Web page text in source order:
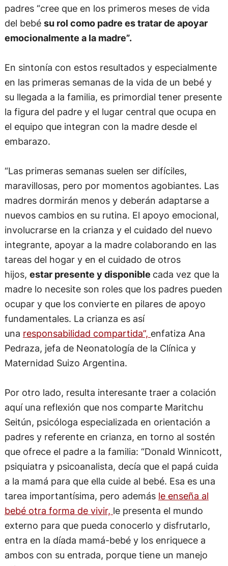
padres “cree que en los primeros meses de vida
del bebé su rol como padre es tratar de apoyar
emocionalmente a la madre”.
En sintonía con estos resultados y especialmente
en las primeras semanas de la vida de un bebé y
su llegada a la familia, es primordial tener presente
la figura del padre y el lugar central que ocupa en
el equipo que integran con la madre desde el
embarazo.
“Las primeras semanas suelen ser difíciles,
maravillosas, pero por momentos agobiantes. Las
madres dormirán menos y deberán adaptarse a
nuevos cambios en su rutina. El apoyo emocional,
involucrarse en la crianza y el cuidado del nuevo
integrante, apoyar a la madre colaborando en las
tareas del hogar y en el cuidado de otros
hijos, estar presente y disponible cada vez que la
madre lo necesite son roles que los padres pueden
ocupar y que los convierte en pilares de apoyo
fundamentales. La crianza es así
una responsabilidad compartida”, enfatiza Ana
Pedraza, jefa de Neonatología de la Clínica y
Maternidad Suizo Argentina.
Por otro lado, resulta interesante traer a colación
aquí una reflexión que nos comparte Maritchu
Seitún, psicóloga especializada en orientación a
padres y referente en crianza, en torno al sostén
que ofrece el padre a la familia: “Donald Winnicott,
psiquiatra y psicoanalista, decía que el papá cuida
a la mamá para que ella cuide al bebé. Esa es una
tarea importantísima, pero además le enseña al
bebé otra forma de vivir, le presenta el mundo
externo para que pueda conocerlo y disfrutarlo,
entra en la díada mamá-bebé y los enriquece a
ambos con su entrada, porque tiene un manejo